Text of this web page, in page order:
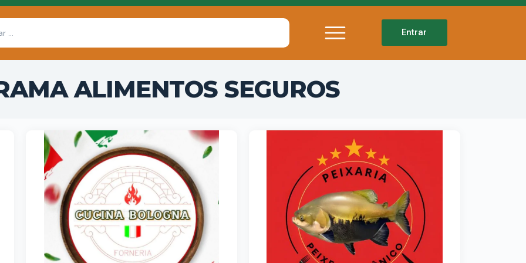
Entrar
ALIMENTOS SEGUROS